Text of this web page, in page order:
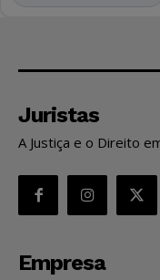
Juristas
A Justiça e o Direito
Empresa